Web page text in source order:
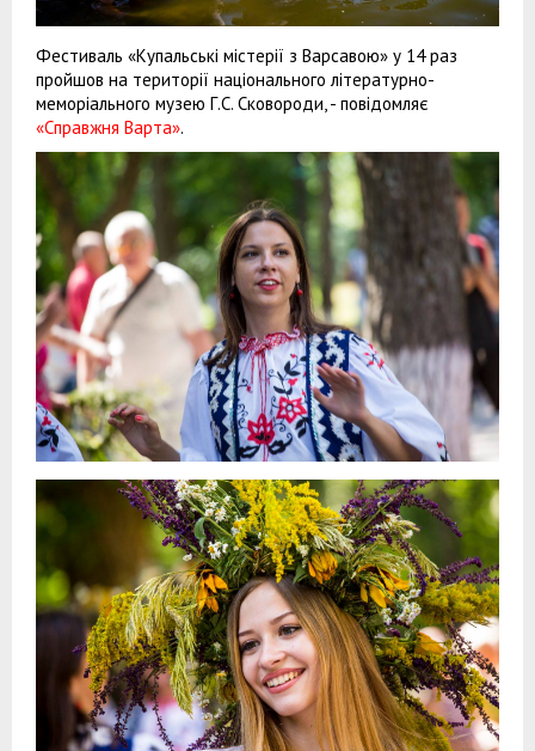
Фестиваль «Купальські містерії з Варсавою» у 14 раз
пройшов на території національного літературно-
меморіального музею Г.С. Сковороди, - повідомляє
«Справжня Варта».